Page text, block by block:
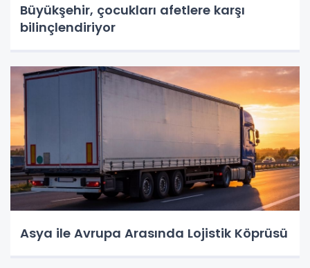
Büyükşehir, çocukları afetlere karşı
bilinçlendiriyor
Asya ile Avrupa Arasında Lojistik Köprüsü